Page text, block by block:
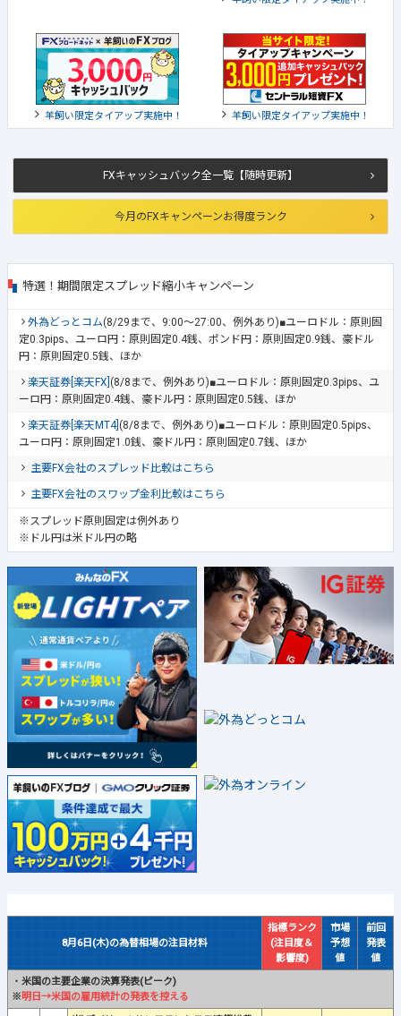
FXキャッシュバック全一覧【随時更新】
今月のFXキャンペーンお得度ランク
特選！期間限定スプレッド縮小キャンペーン
外為どっとコム(8/29まで、9:00～27:00、例外あり)■ユーロドル：原則固
定0.3pips、ユーロ円：原則固定0.4銭、ポンド円：原則固定0.9銭、豪ドル
円：原則固定0.5銭、ほか
楽天証券[楽天FX] (8/8まで、例外あり)■ユーロドル：原則固定0.3pips、ユ
ーロ円：原則固定0.4銭、豪ドル円：原則固定0.5銭、ほか
楽天証券[楽天MT4] (8/8まで、例外あり)■ユーロドル：原則固定0.5pips、
ユーロ円：原則固定1.0銭、豪ドル円：原則固定0.7銭、ほか
主要FX会社のスプレッド比較はこちら
主要FX会社のスワップ金利比較はこちら
※スプレッド原則固定は例外あり
※ドル円は米ドル円の略
8月6日(木)の為替相場の注目材料
指標ランク
(注目度＆
影響度)
市場
予想
値
前回
発表
値
・ 米国の主要企業の決算発表(ピーク)
※明日→米国の雇用統計の発表を控える
羊飼い限定タイアップ実施中！ 羊飼い限定タイアップ実施中！